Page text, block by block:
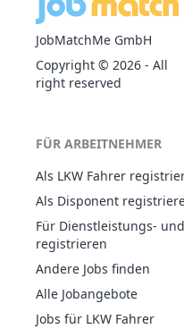
JobMatchMe GmbH
Copyright © 2026 - All
right reserved
FÜR ARBEITNEHMER
Als LKW Fahrer
Als Disponent
Für Dienstleistungs-
registrieren
Andere Jobs finden
Alle Jobangebote
Jobs für LKW Fahrer